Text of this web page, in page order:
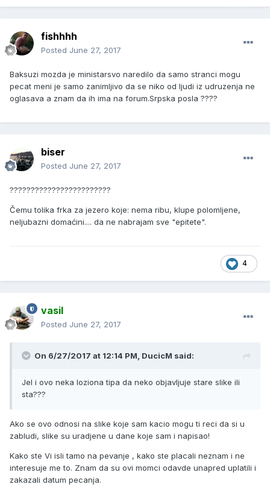
fishhhh
Posted June 27, 2017
Baksuzi mozda je ministarsvo naredilo da samo stranci mogu
pecat meni je samo zanimljivo da se niko od ljudi iz udruzenja ne
oglasava a znam da ih ima na forum.Srpska posla ????
biser
Posted June 27, 2017
????????????????????????
Čemu tolika frka za jezero koje: nema ribu, klupe polomljene,
neljubazni domaćini.... da ne nabrajam sve "epitete".
4
vasil
Posted June 27, 2017
On 6/27/2017 at 12:14 PM, DucicM said:
Jel i ovo neka loziona tipa da neko objavljuje stare slike ili
sta???
Ako se ovo odnosi na slike koje sam kacio mogu ti reci da si u
zabludi, slike su uradjene u dane koje sam i napisao!
Kako ste Vi isli tamo na pevanje , kako ste placali neznam i ne
interesuje me to. Znam da su ovi momci odavde unapred uplatili i
zakazali datum pecanja.